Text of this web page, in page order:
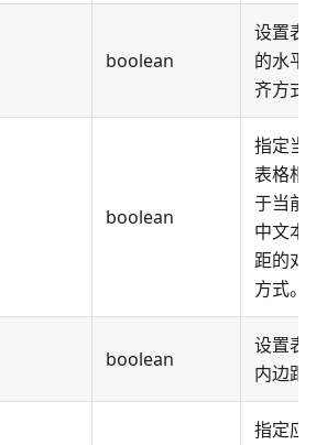
boolean
设置表
的水平
齐方式
boolean
指定当
表格相
于当前
中文本
距的对
方式。
boolean
设置表
内边距
指定应